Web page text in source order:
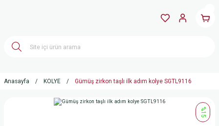
Anasayfa KOLYE Gümüş zirkon taşlı ilk adım kolye SGTL9116
%15